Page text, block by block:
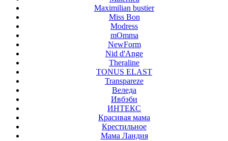
Maximilian bustier
Miss Bon
Modress
mOmma
NewForm
Nid d'Ange
Theraline
TONUS ELAST
Transpareze
Веледа
Ивбэби
ИНТЕКС
Красивая мама
Крестильное
Мама Ландия